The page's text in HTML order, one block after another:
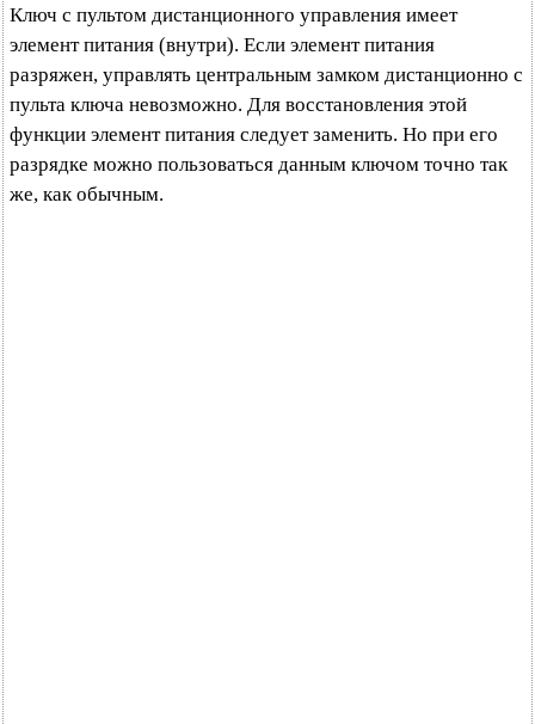
Ключ с пультом дистанционного управления имеет
элемент питания (внутри). Если элемент питания
разряжен, управлять центральным замком дистанционно с
пульта ключа невозможно. Для восстановления этой
функции элемент питания следует заменить. Но при его
разрядке можно пользоваться данным ключом точно так
же, как обычным.